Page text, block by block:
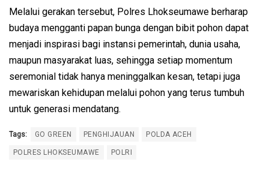
Melalui gerakan tersebut, Polres Lhokseumawe berharap
budaya mengganti papan bunga dengan bibit pohon dapat
menjadi inspirasi bagi instansi pemerintah, dunia usaha,
maupun masyarakat luas, sehingga setiap momentum
seremonial tidak hanya meninggalkan kesan, tetapi juga
mewariskan kehidupan melalui pohon yang terus tumbuh
untuk generasi mendatang.
Tags: GO GREEN PENGHIJAUAN POLDA ACEH
POLRES LHOKSEUMAWE POLRI